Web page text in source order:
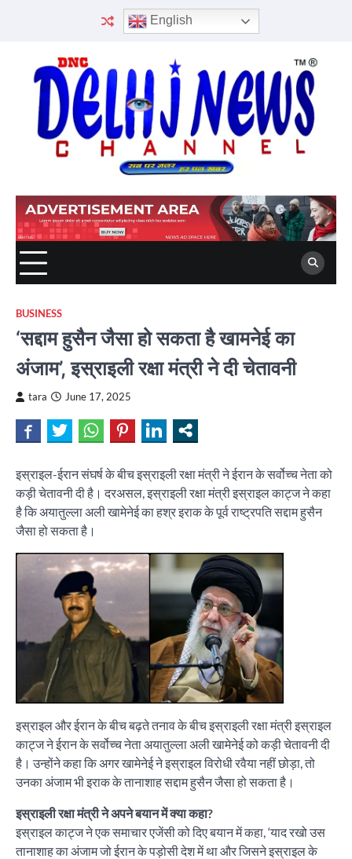
English
BUSINESS
‘सद्दाम हुसैन जैसा हो सकता है खामनेई का
अंजाम’, इस्राइली रक्षा मंत्री ने दी चेतावनी
tara June 17, 2025
इस्राइल-ईरान संघर्ष के बीच इस्राइली रक्षा मंत्री ने ईरान के सर्वोच्च नेता को
कड़ी चेतावनी दी है। दरअसल, इस्राइली रक्षा मंत्री इस्राइल काट्ज ने कहा
है कि अयातुल्ला अली खामेनेई का हश्र इराक के पूर्व राष्ट्रपति सद्दाम हुसैन
जैसा हो सकता है।
इस्राइल और ईरान के बीच बढ़ते तनाव के बीच इस्राइली रक्षा मंत्री इस्राइल
काट्ज ने ईरान के सर्वोच्च नेता अयातुल्ला अली खामेनेई को कड़ी चेतावनी दी
है। उन्होंने कहा कि अगर खामेनेई ने इस्राइल विरोधी रवैया नहीं छोड़ा, तो
उनका अंजाम भी इराक के तानाशाह सद्दाम हुसैन जैसा हो सकता है।
इस्राइली रक्षा मंत्री ने अपने बयान में क्या कहा?
इस्राइल काट्ज ने एक समाचार एजेंसी को दिए बयान में कहा, ‘याद रखो उस
तानाशाह का अंजाम जो ईरान के पड़ोसी देश में था और जिसने इस्राइल के